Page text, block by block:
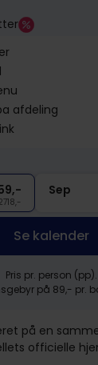
afdeling
Sep
Se kalender
Pris pr. person (pp).
på 89,- pr.
på en
officielle